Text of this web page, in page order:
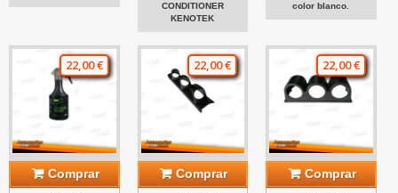
CONDITIONER
KENOTEK
color blanco.
22,00 €
Comprar
22,00 €
Comprar
22,00 €
Comprar